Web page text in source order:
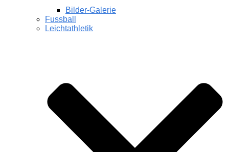
Bilder-Galerie
Fussball
Leichtathletik